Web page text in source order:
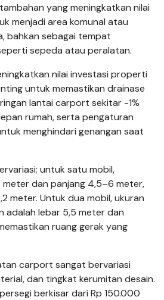
yang meningkatkan nilai
menjadi area komunal atau
bahkan sebagai tempat
sepeda atau peralatan.
nilai investasi properti
untuk memastikan drainase
lantai carport sekitar -1%
rumah, serta pengaturan
menghindari genangan saat
untuk satu mobil,
dan panjang 4,5–6 meter,
meter. Untuk dua mobil, ukuran
adalah lebar 5,5 meter dan
ruang gerak yang
carport sangat bervariasi
dan tingkat kerumitan desain.
berkisar dari Rp 150.000